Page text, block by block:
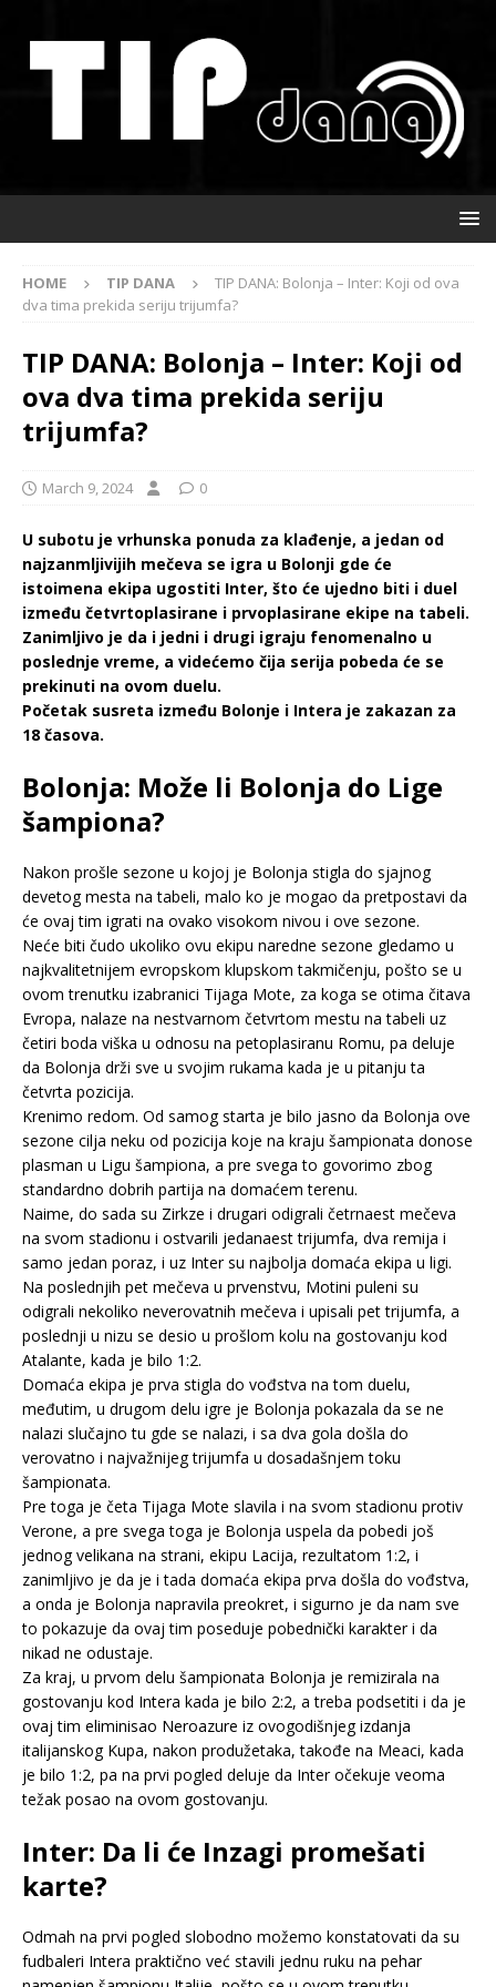
HOME TIP DANA
TIP DANA: Bolonja – Inter: Koji od ova
dva tima prekida seriju trijumfa?
TIP DANA: Bolonja – Inter: Koji od
ova dva tima prekida seriju
trijumfa?
March 9, 2024 0
U subotu je vrhunska ponuda za klađenje, a jedan od
najzanmljivijih mečeva se igra u Bolonji gde će
istoimena ekipa ugostiti Inter, što će ujedno biti i duel
između četvrtoplasirane i prvoplasirane ekipe na tabeli.
Zanimljivo je da i jedni i drugi igraju fenomenalno u
poslednje vreme, a videćemo čija serija pobeda će se
prekinuti na ovom duelu.
Početak susreta između Bolonje i Intera je zakazan za
18 časova.
Bolonja: Može li Bolonja do Lige
šampiona?
Nakon prošle sezone u kojoj je Bolonja stigla do sjajnog
devetog mesta na tabeli, malo ko je mogao da pretpostavi da
će ovaj tim igrati na ovako visokom nivou i ove sezone.
Neće biti čudo ukoliko ovu ekipu naredne sezone gledamo u
najkvalitetnijem evropskom klupskom takmičenju, pošto se u
ovom trenutku izabranici Tijaga Mote, za koga se otima čitava
Evropa, nalaze na nestvarnom četvrtom mestu na tabeli uz
četiri boda viška u odnosu na petoplasiranu Romu, pa deluje
da Bolonja drži sve u svojim rukama kada je u pitanju ta
četvrta pozicija.
Krenimo redom. Od samog starta je bilo jasno da Bolonja ove
sezone cilja neku od pozicija koje na kraju šampionata donose
plasman u Ligu šampiona, a pre svega to govorimo zbog
standardno dobrih partija na domaćem terenu.
Naime, do sada su Zirkze i drugari odigrali četrnaest mečeva
na svom stadionu i ostvarili jedanaest trijumfa, dva remija i
samo jedan poraz, i uz Inter su najbolja domaća ekipa u ligi.
Na poslednjih pet mečeva u prvenstvu, Motini puleni su
odigrali nekoliko neverovatnih mečeva i upisali pet trijumfa, a
poslednji u nizu se desio u prošlom kolu na gostovanju kod
Atalante, kada je bilo 1:2.
Domaća ekipa je prva stigla do vođstva na tom duelu,
međutim, u drugom delu igre je Bolonja pokazala da se ne
nalazi slučajno tu gde se nalazi, i sa dva gola došla do
verovatno i najvažnijeg trijumfa u dosadašnjem toku
šampionata.
Pre toga je četa Tijaga Mote slavila i na svom stadionu protiv
Verone, a pre svega toga je Bolonja uspela da pobedi još
jednog velikana na strani, ekipu Lacija, rezultatom 1:2, i
zanimljivo je da je i tada domaća ekipa prva došla do vođstva,
a onda je Bolonja napravila preokret, i sigurno je da nam sve
to pokazuje da ovaj tim poseduje pobednički karakter i da
nikad ne odustaje.
Za kraj, u prvom delu šampionata Bolonja je remizirala na
gostovanju kod Intera kada je bilo 2:2, a treba podsetiti i da je
ovaj tim eliminisao Neroazure iz ovogodišnjeg izdanja
italijanskog Kupa, nakon produžetaka, takođe na Meaci, kada
je bilo 1:2, pa na prvi pogled deluje da Inter očekuje veoma
težak posao na ovom gostovanju.
Inter: Da li će Inzagi promešati
karte?
Odmah na prvi pogled slobodno možemo konstatovati da su
fudbaleri Intera praktično već stavili jednu ruku na pehar